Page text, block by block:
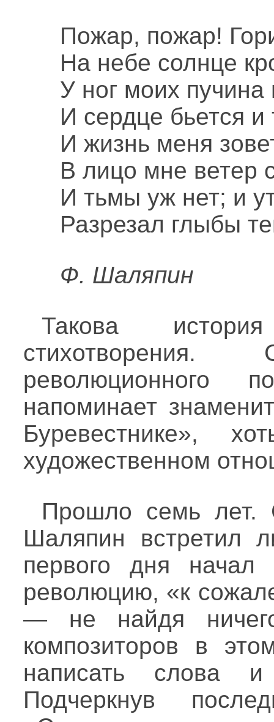
Пожар, пожар!
На небе солнце
У ног моих пучина
И сердце бьется и
И жизнь меня
В лицо мне ветер
И тьмы уж нет; и
Разрезал глыбы
Ф. Шаляпин
Такова
стихотворения.
революционного
напоминает
Буревестнике»,
художественном
Прошло семь лет.
Шаляпин встретил
первого дня начал
революцию, «к
— не найдя
композиторов в
написать слова
Подчеркнув